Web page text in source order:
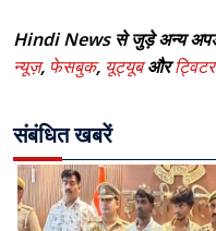
Hindi News से जुड़े अन्य
न्यूज़, फेसबुक, यूट्यूबऔरट्विटर
संबंधित खबरें